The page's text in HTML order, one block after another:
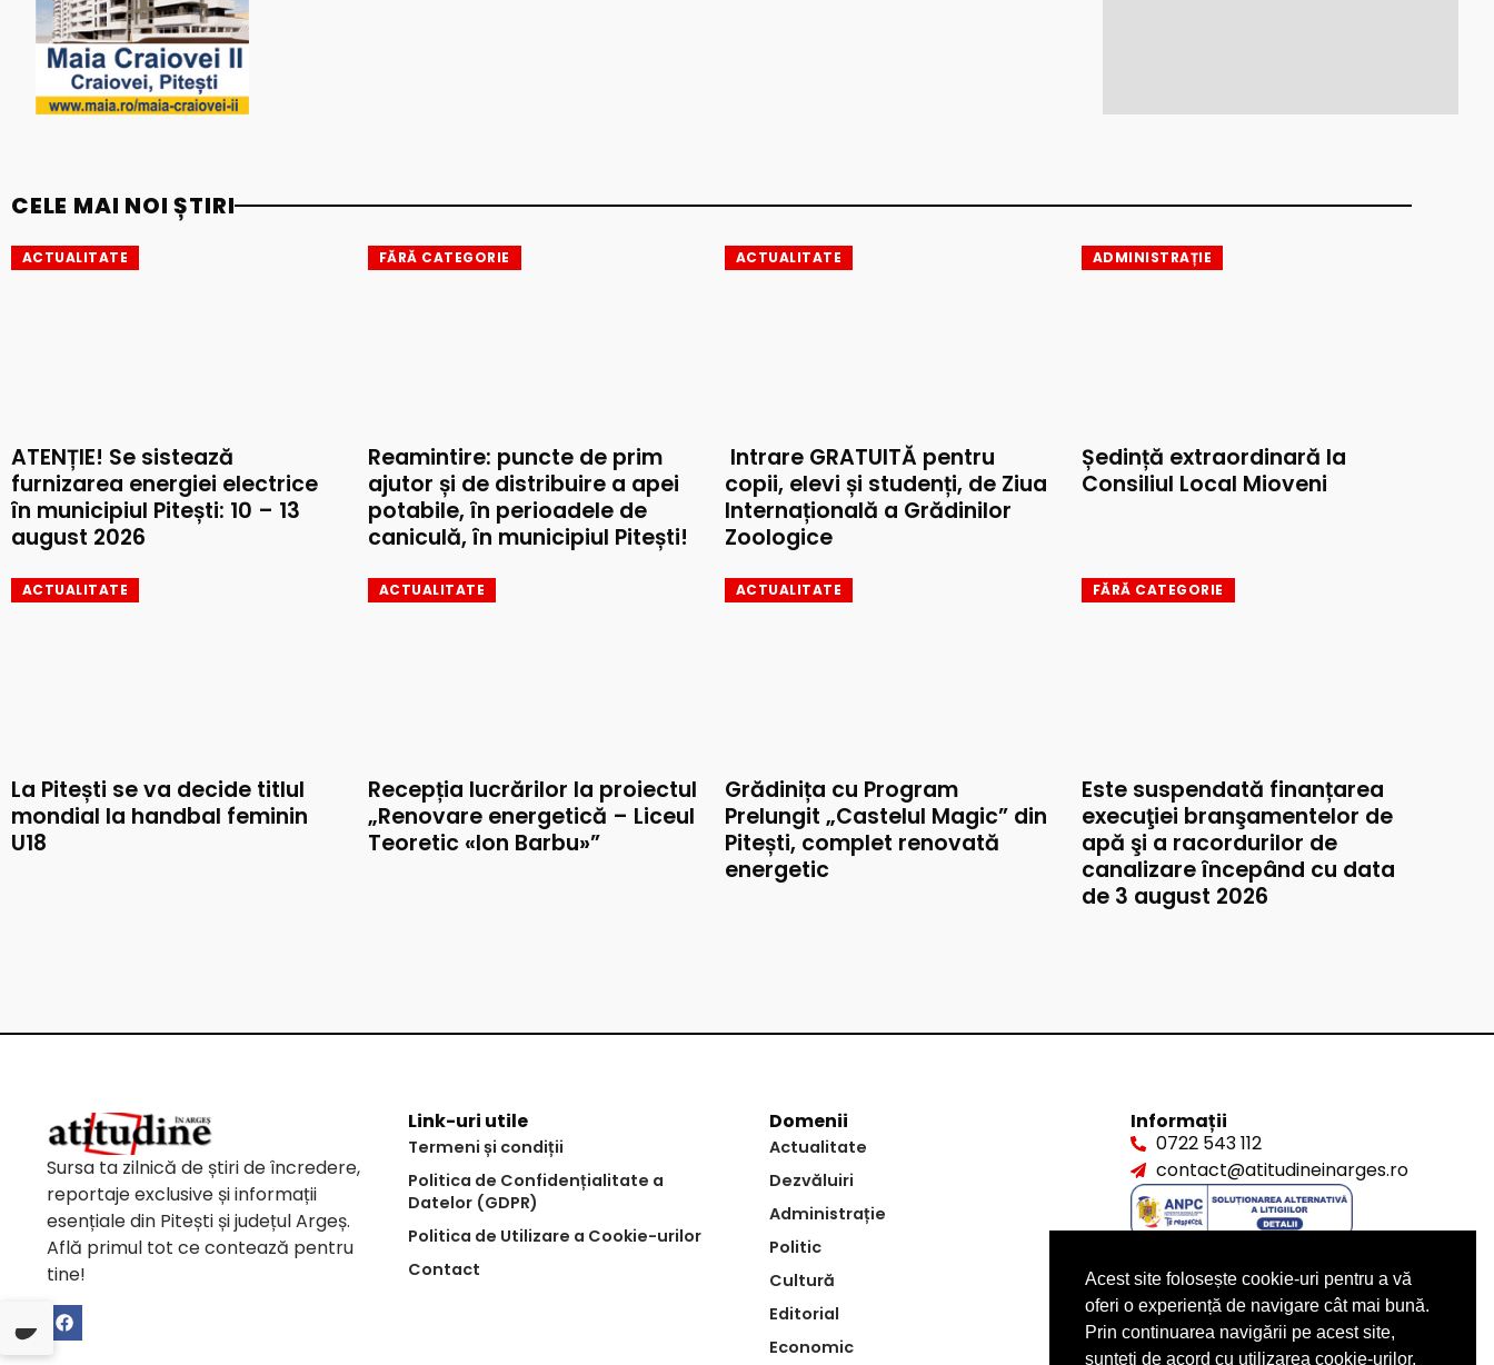
CELE MAI NOI ȘTIRI
ACTUALITATE
ATENȚIE! Se sistează
furnizarea energiei electrice
în municipiul Pitești: 10 – 13
august 2026
FĂRĂ CATEGORIE
Reamintire: puncte de prim
ajutor și de distribuire a apei
potabile, în perioadele de
caniculă, în municipiul Pitești!
ACTUALITATE
Intrare GRATUITĂ pentru
copii, elevi și studenți, de Ziua
Internațională a Grădinilor
Zoologice
ADMINISTRAȚIE
Ședință extraordinară la
Consiliul Local Mioveni
ACTUALITATE
La Pitești se va decide titlul
mondial la handbal feminin
U18
ACTUALITATE
Recepția lucrărilor la proiectul
„Renovare energetică – Liceul
Teoretic «Ion Barbu»”
ACTUALITATE
Grădinița cu Program
Prelungit „Castelul Magic” din
Pitești, complet renovată
energetic
FĂRĂ CATEGORIE
Este suspendată finanțarea
execuţiei branşamentelor de
apă şi a racordurilor de
canalizare începând cu data
de 3 august 2026
Sursa ta zilnică de știri de încredere,
reportaje exclusive și informații
esențiale din Pitești și județul Argeș.
Află primul tot ce contează pentru
tine!
Link-uri utile
Termeni și condiții
Politica de Confidențialitate a
Datelor (GDPR)
Politica de Utilizare a Cookie-urilor
Contact
Domenii
Actualitate
Dezvăluiri
Administrație
Politic
Cultură
Editorial
Economic
Informații
0722 543 112
contact@atitudineinarges.ro
Acest site folosește cookie-uri pentru a vă
oferi o experiență de navigare cât mai bună.
Prin continuarea navigării pe acest site,
sunteți de acord cu utilizarea cookie-urilor.